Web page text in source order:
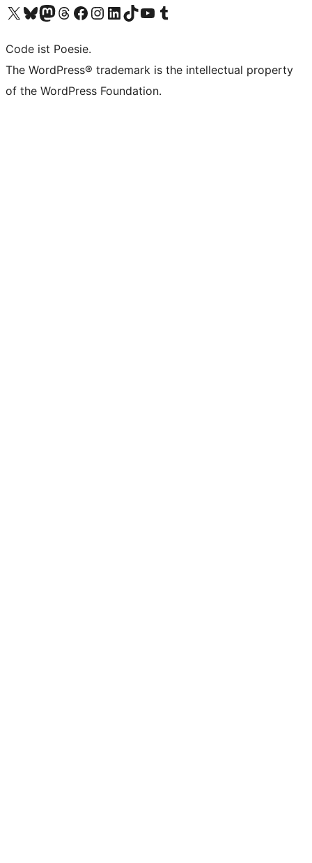
Unser X-Konto (früher Twitter) besuchen
Unser Bluesky-Konto besuchen
Unser Mastodon-Konto besuchen
Unser Threads-Konto besuchen
Unsere Facebook-Seite besuchen
Unser Instagram-Konto besuchen
Unser LinkedIn-Konto besuchen
Unser TikTok-Konto besuchen
Unseren YouTube-Kanal besuchen
Unser Tumblr-Konto besuchen
Code ist Poesie.
The WordPress® trademark is the intellectual property
of the WordPress Foundation.